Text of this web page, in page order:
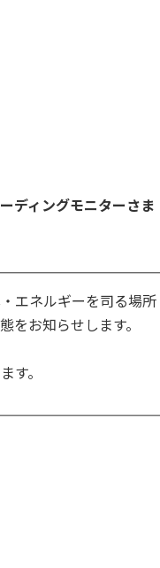
ディングモニターさま
エネルギーを司る場所
をお知らせします。
す。